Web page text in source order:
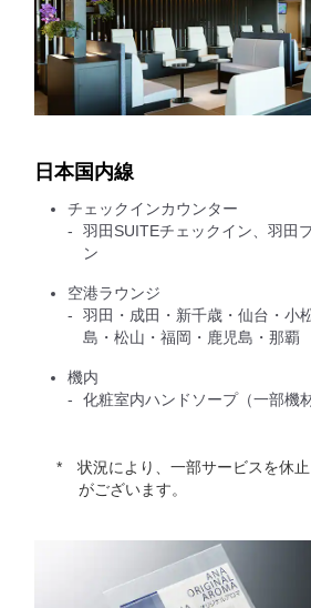
日本国内線
チェックインカウンター
羽田SUITEチェックイン、羽田
ン
空港ラウンジ
羽田・成田・新千歳・仙台・小
島・松山・福岡・鹿児島・那覇
機内
化粧室内ハンドソープ（一部機
状況により、一部サービスを休
がございます。